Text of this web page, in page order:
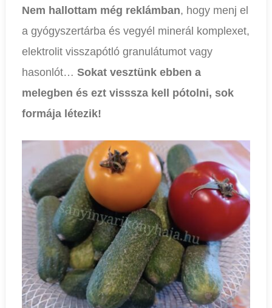
Nem hallottam még reklámban, hogy menj el
a gyógyszertárba és vegyél minerál komplexet,
elektrolit visszapótló granulátumot vagy
hasonlót… Sokat vesztünk ebben a
melegben és ezt visssza kell pótolni, sok
formája létezik!